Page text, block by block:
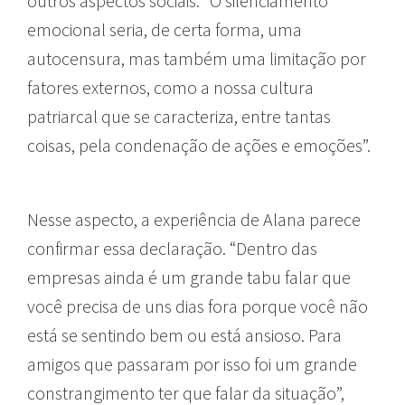
emocional seria, de certa forma, uma
autocensura, mas também uma limitação por
fatores externos, como a nossa cultura
patriarcal que se caracteriza, entre tantas
coisas, pela condenação de ações e emoções”.
Nesse aspecto, a experiência de Alana parece
confirmar essa declaração. “Dentro das
empresas ainda é um grande tabu falar que
você precisa de uns dias fora porque você não
está se sentindo bem ou está ansioso. Para
amigos que passaram por isso foi um grande
constrangimento ter que falar da situação”,